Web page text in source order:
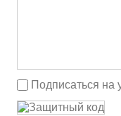
Подписаться